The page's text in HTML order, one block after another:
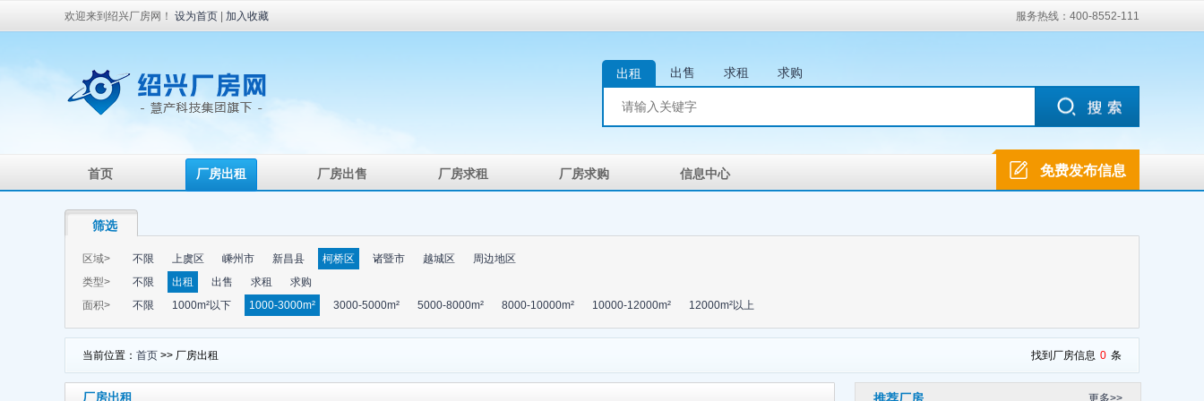
欢迎来到绍兴厂房网！ 设为首页 加入收藏 服务热线：400-8552-111
出租 出售 求租 求购
首页 厂房出租 厂房出售 厂房求租 厂房求购 信息中心 免费发布信息
筛选
区域> 不限 上虞区 嵊州市 新昌县 柯桥区 诸暨市 越城区
周边地区
类型>
不限 出租 出售 求租
求购
面积>
不限 1000m²以下 1000-3000m² 3000-5000m² 5000-8000m² 8000-10000m² 10000-12000m² 12000m²以上
当前位置： 首页 >> 厂房出租 找到厂房信息 0 条
厂房出租 更多>>